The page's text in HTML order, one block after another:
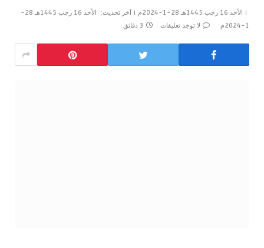
الأحد 16 رجب 1445هـ 28-1-2024م آخر تحديث:
الأحد 16 رجب 1445هـ 28-
1-2024م
لا توجد تعليقات 3 دقائق